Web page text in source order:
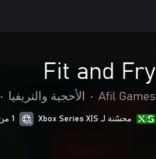
Fit and Fry
Afil Games
• الأحجية والتريفيا •
محسّنة لـ Xbox Series X|S 1 من اللغات المدعمة